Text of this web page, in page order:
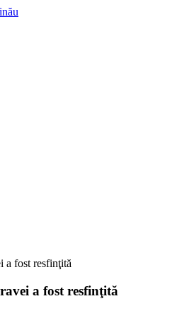
a fost resfinţită
a fost resfinţită